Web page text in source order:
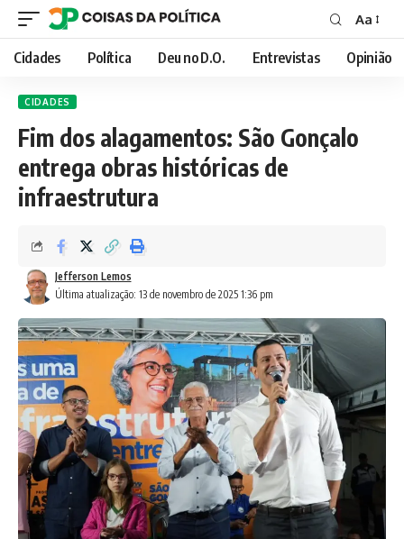
Font
Resizer
Aa
Cidades Política Deu no D.O. Entrevistas Opinião
CIDADES
Fim dos alagamentos: São Gonçalo
entrega obras históricas de
infraestrutura
Última atualização: 13 de novembro de 2025 1:36 pm
Jefferson Lemos